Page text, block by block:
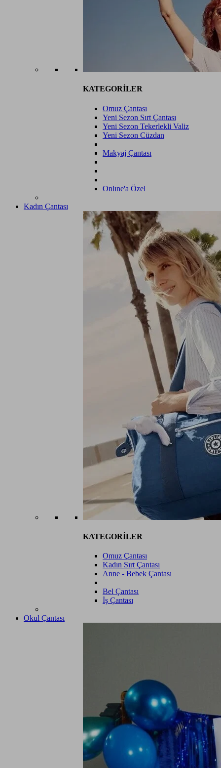
KATEGORİLER
Omuz Çantası
Yeni Sezon Sırt Çantası
Yeni Sezon Tekerlekli Valiz
Yeni Sezon Cüzdan
Makyaj Çantası
Onlıne'a Özel
Kadın Çantası
KATEGORİLER
Omuz Çantası
Kadın Sırt Çantası
Anne - Bebek Çantası
Bel Çantası
İş Çantası
Okul Çantası